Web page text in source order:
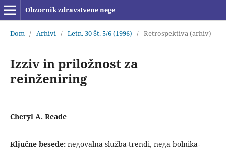
Obzornik zdravstvene nege
Dom / Arhivi / Letn. 30 Št. 5/6 (1996) / Retrospektiva (arhiv)
Izziv in priložnost za
reinženiring
Cheryl A. Reade
Ključne besede: negovalna služba-trendi, nega bolnika-